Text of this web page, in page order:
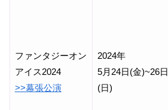
ファンタジーオン
アイス2024
>>幕張公演
2024年
5月24日(金)~26日
(日)